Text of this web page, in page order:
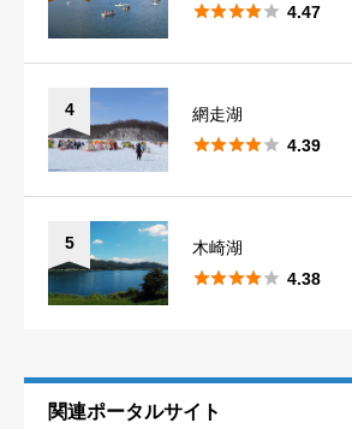
釣り場への口コミ・釣果情報をお気軽にお
控えください。
※内容によって掲載できかねる場合や削除
すことを予めご了承ください。
 4.47
4
網走湖
 4.39
5
木崎湖
 4.38
関連ポータルサイト